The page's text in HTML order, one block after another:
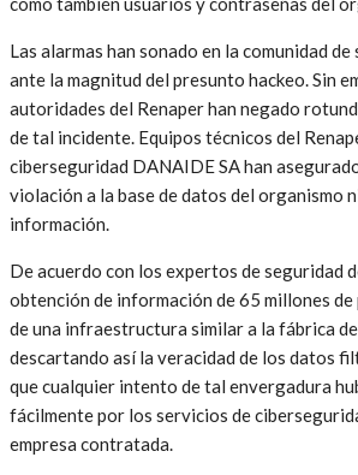
Las alarmas han sonado en la comunidad
ante la magnitud del presunto hackeo. Sin
autoridades del Renaper han negado
de tal incidente. Equipos técnicos del
ciberseguridad DANAIDE SA han
violación a la base de datos del organismo
información.
De acuerdo con los expertos de seguridad
obtención de información de 65 millones
de una infraestructura similar a la fábrica
descartando así la veracidad de los datos
que cualquier intento de tal envergadura
fácilmente por los servicios de
empresa contratada.